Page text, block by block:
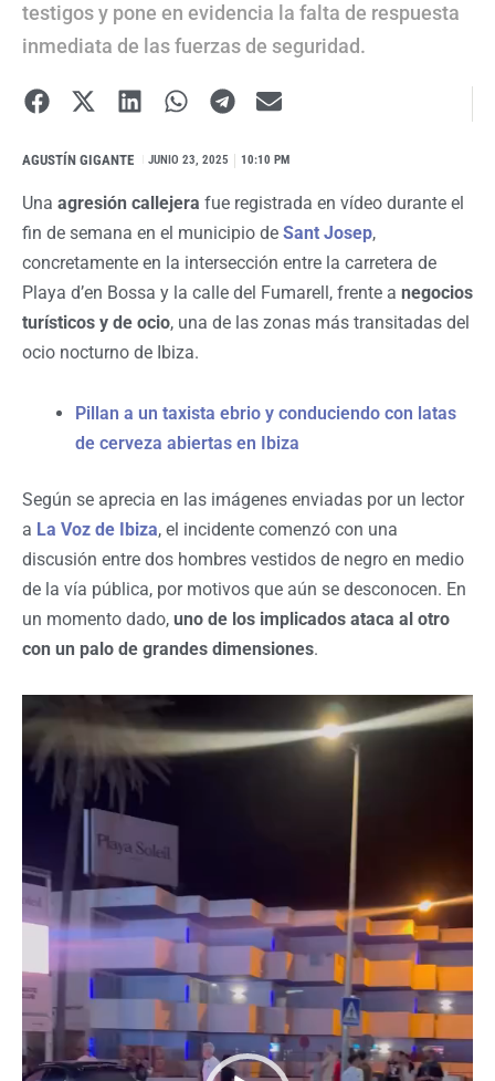
testigos y pone en evidencia la falta de respuesta
inmediata de las fuerzas de seguridad.
AGUSTÍN GIGANTE JUNIO 23, 2025 10:10 PM
Una agresión callejera fue registrada en vídeo durante el
fin de semana en el municipio de Sant Josep,
concretamente en la intersección entre la carretera de
Playa d’en Bossa y la calle del Fumarell, frente a negocios
turísticos y de ocio, una de las zonas más transitadas del
ocio nocturno de Ibiza.
Pillan a un taxista ebrio y conduciendo con latas
de cerveza abiertas en Ibiza
Según se aprecia en las imágenes enviadas por un lector
a La Voz de Ibiza, el incidente comenzó con una
discusión entre dos hombres vestidos de negro en medio
de la vía pública, por motivos que aún se desconocen. En
un momento dado, uno de los implicados ataca al otro
con un palo de grandes dimensiones.
vídeo